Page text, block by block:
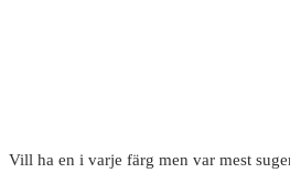
Vill ha en i varje färg men var mest